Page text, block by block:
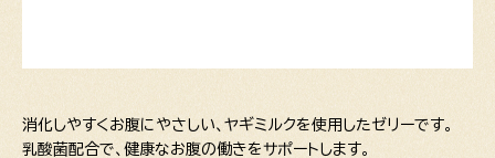
消化しやすくお腹にやさしい、ヤギミルクを使用したゼリーです。
乳酸菌配合で、健康なお腹の働きをサポートします。